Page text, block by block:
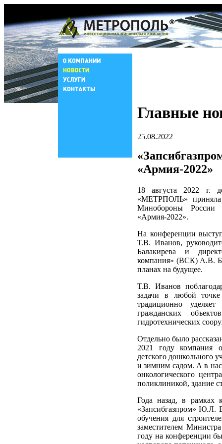
Главные
25.08.2022
«Армия-2022»
18 августа 2022 г.
«МЕТРПОЛЬ» приняла
Минобороны России
«Армия-2022».
На конференции
Т.В. Иванов,
Балакирева и
компания» (ВСК) А.В.
планах на будущее.
Т.В. Иванов
задачи в любой точке
традиционно
гражданских
гидротехнических
Отдельно было
2021 году компания
детского дошкольного
и зимним садом. А в
онкологического
поликлиникой, здание
Года назад, в рамках
«Запсибгазпром» Ю.Л.
обучения для
заместителем
году на конференции